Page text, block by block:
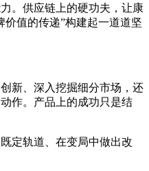
。供应链上的硬功夫，让康
价值的传递”构建起一道道坚
新、深入挖掘细分市场，还
作。产品上的成功只是结
定轨道、在变局中做出改